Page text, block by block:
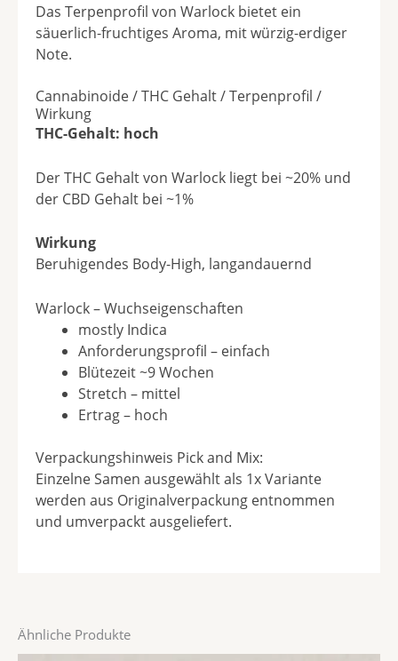
Das Terpenprofil von Warlock bietet ein
säuerlich-fruchtiges Aroma, mit würzig-erdiger
Note.
Cannabinoide / THC Gehalt / Terpenprofil /
Wirkung
THC-Gehalt: hoch
Der THC Gehalt von Warlock liegt bei ~20% und
der CBD Gehalt bei ~1%
Wirkung
Beruhigendes Body-High, langandauernd
Warlock – Wuchseigenschaften
mostly Indica
Anforderungsprofil – einfach
Blütezeit ~9 Wochen
Stretch – mittel
Ertrag – hoch
Verpackungshinweis Pick and Mix:
Einzelne Samen ausgewählt als 1x Variante
werden aus Originalverpackung entnommen
und umverpackt ausgeliefert.
Ähnliche Produkte